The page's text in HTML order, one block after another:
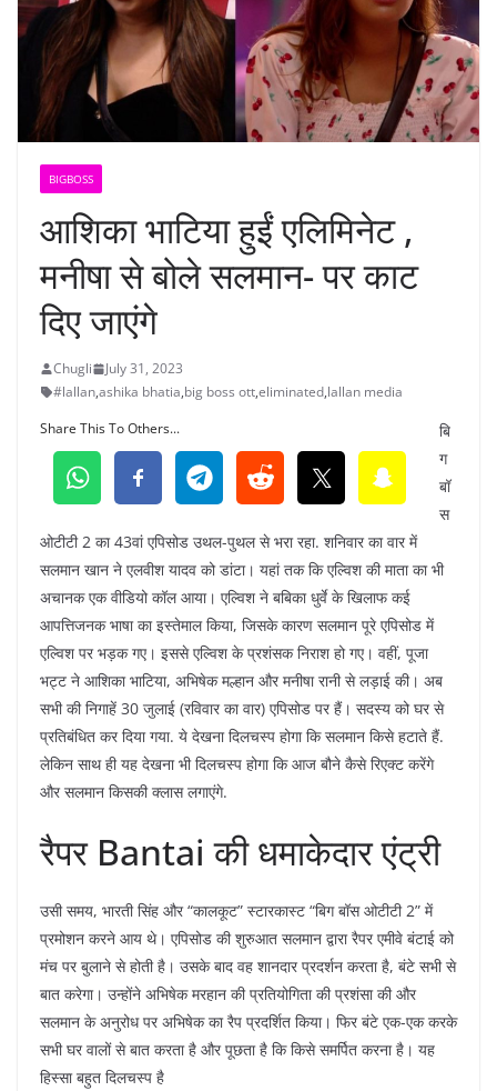
BIGBOSS
आशिका भाटिया हुईं एलिमिनेट ,
मनीषा से बोले सलमान- पर काट
दिए जाएंगे
Chugli
July 31, 2023
#lallan,ashika bhatia,big boss ott,eliminated,lallan media
Share This To Others...
बि
ग
बॉ
स
ओटीटी 2 का 43वां एपिसोड उथल-पुथल से भरा रहा. शनिवार का वार में
सलमान खान ने एलवीश यादव को डांटा। यहां तक ​​कि एल्विश की माता का भी
अचानक एक वीडियो कॉल आया। एल्विश ने बबिका धुर्वे के खिलाफ कई
आपत्तिजनक भाषा का इस्तेमाल किया, जिसके कारण सलमान पूरे एपिसोड में
एल्विश पर भड़क गए। इससे एल्विश के प्रशंसक निराश हो गए। वहीं, पूजा
भट्ट ने आशिका भाटिया, अभिषेक मल्हान और मनीषा रानी से लड़ाई की। अब
सभी की निगाहें 30 जुलाई (रविवार का वार) एपिसोड पर हैं। सदस्य को घर से
प्रतिबंधित कर दिया गया. ये देखना दिलचस्प होगा कि सलमान किसे हटाते हैं.
लेकिन साथ ही यह देखना भी दिलचस्प होगा कि आज बौने कैसे रिएक्ट करेंगे
और सलमान किसकी क्लास लगाएंगे.
रैपर Bantai की धमाकेदार एंट्री
उसी समय, भारती सिंह और “कालकूट” स्टारकास्ट “बिग बॉस ओटीटी 2” में
प्रमोशन करने आय थे। एपिसोड की शुरुआत सलमान द्वारा रैपर एमीवे बंटाई को
मंच पर बुलाने से होती है। उसके बाद वह शानदार प्रदर्शन करता है, बंटे सभी से
बात करेगा। उन्होंने अभिषेक मरहान की प्रतियोगिता की प्रशंसा की और
सलमान के अनुरोध पर अभिषेक का रैप प्रदर्शित किया। फिर बंटे एक-एक करके
सभी घर वालों से बात करता है और पूछता है कि किसे समर्पित करना है। यह
हिस्सा बहुत दिलचस्प है